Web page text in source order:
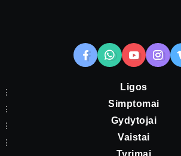
Ligos
Simptomai
Gydytojai
Vaistai
Tyrimai